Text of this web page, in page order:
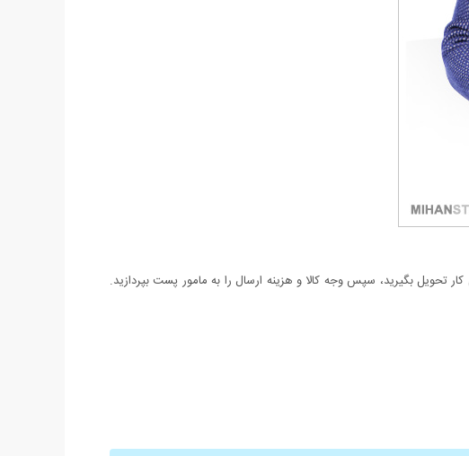
بگیرید، سپس وجه کالا و هزینه ارسال را به مامور پست بپردازید.